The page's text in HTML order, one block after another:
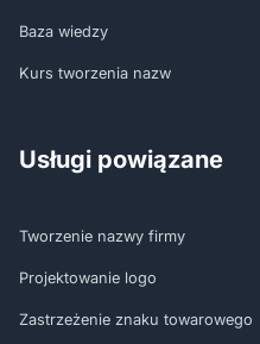
Baza wiedzy
Kurs tworzenia nazw
Usługi powiązane
Tworzenie nazwy firmy
Projektowanie logo
Zastrzeżenie znaku towarowego